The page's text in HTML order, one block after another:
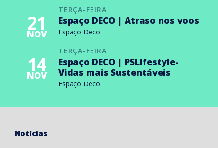
TERÇA-FEIRA
21
NOV
Espaço DECO | Atraso nos voos
Espaço Deco
TERÇA-FEIRA
14
NOV
Espaço DECO | PSLifestyle-
Vidas mais Sustentáveis
Espaço Deco
Notícias